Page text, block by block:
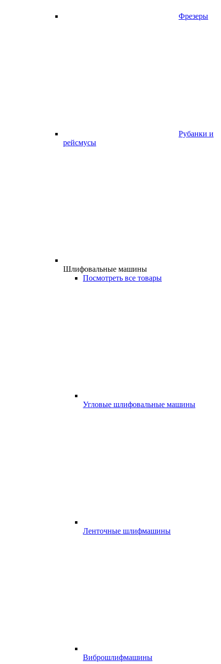
Фрезеры
Рубанки и
рейсмусы
Шлифовальные машины
Посмотреть все товары
Угловые шлифовальные машины
Ленточные шлифмашины
Виброшлифмашины